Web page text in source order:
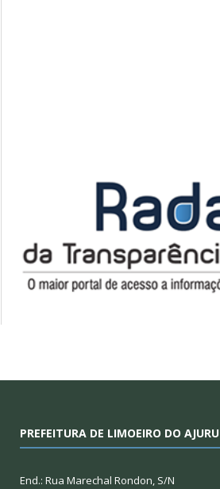
PREFEITURA DE LIMOEIRO DO AJURU
End.: Rua Marechal Rondon, S/N